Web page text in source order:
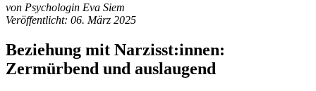
von Psychologin Eva Siem
Veröffentlicht: 06. März 2025
Beziehung mit Narzisst:innen:
Zermürbend und auslaugend